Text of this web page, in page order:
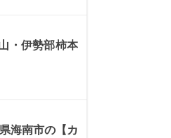
・伊勢部柿本
海南市の【カ